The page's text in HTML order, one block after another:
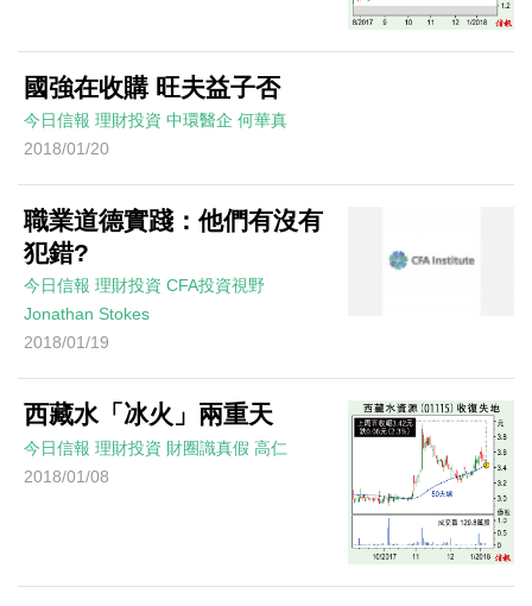
國強在收購 旺夫益子否
今日信報 理財投資 中環醫企 何華真
2018/01/20
職業道德實踐：他們有沒有
犯錯?
今日信報 理財投資 CFA投資視野
Jonathan Stokes
2018/01/19
西藏水「冰火」兩重天
今日信報 理財投資 財圈識真假 高仁
2018/01/08